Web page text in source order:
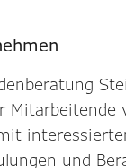
Mitarbeitende
und